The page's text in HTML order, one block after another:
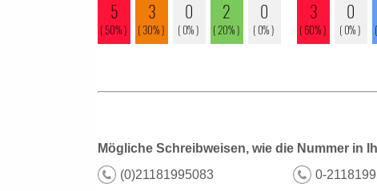
Mögliche Schreibweisen, wie die Nummer in
(0)21181995083
0-